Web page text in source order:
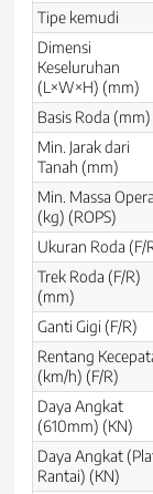
Tipe kemudi
Dimensi
Keseluruhan
(L×W×H) (mm)
Basis Roda (mm)
Min. Jarak dari
Tanah (mm)
Min. Massa
(kg) (ROPS)
Ukuran Roda (F/
Trek Roda (F/R)
(mm)
Ganti Gigi (F/R)
Rentang
(km/h) (F/R)
Daya Angkat
(610mm) (KN)
Daya Angkat
Rantai) (KN)